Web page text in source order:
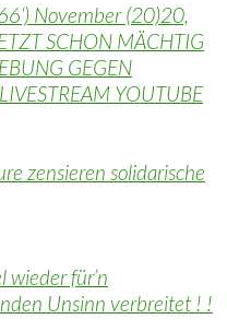
November (20)20,
SCHON MÄCHTIG
GEGEN
YOUTUBE
zensieren solidarische
wieder für’n
Unsinn verbreitet ! !